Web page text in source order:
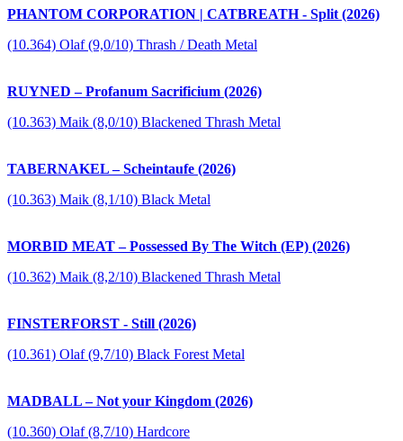
PHANTOM CORPORATION | CATBREATH - Split (2026)
(10.364) Olaf (9,0/10) Thrash / Death Metal
RUYNED – Profanum Sacrificium (2026)
(10.363) Maik (8,0/10) Blackened Thrash Metal
TABERNAKEL – Scheintaufe (2026)
(10.363) Maik (8,1/10) Black Metal
MORBID MEAT – Possessed By The Witch (EP) (2026)
(10.362) Maik (8,2/10) Blackened Thrash Metal
FINSTERFORST - Still (2026)
(10.361) Olaf (9,7/10) Black Forest Metal
MADBALL – Not your Kingdom (2026)
(10.360) Olaf (8,7/10) Hardcore